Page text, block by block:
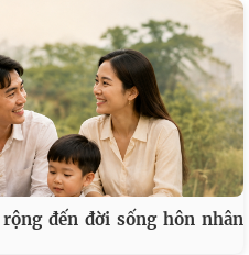
đến đời sống hôn nhân